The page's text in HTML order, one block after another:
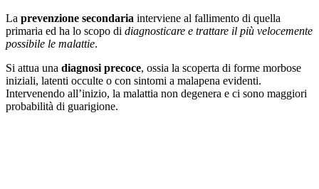
La prevenzione secondaria interviene al fallimento di quella
primaria ed ha lo scopo di diagnosticare e trattare il più velocemente
possibile le malattie.
Si attua una diagnosi precoce, ossia la scoperta di forme morbose
iniziali, latenti occulte o con sintomi a malapena evidenti.
Intervenendo all’inizio, la malattia non degenera e ci sono maggiori
probabilità di guarigione.